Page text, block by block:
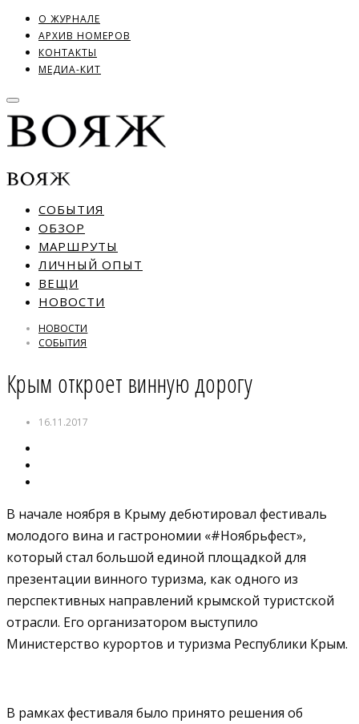
О ЖУРНАЛЕ
АРХИВ НОМЕРОВ
КОНТАКТЫ
МЕДИА-КИТ
СОБЫТИЯ
ОБЗОР
МАРШРУТЫ
ЛИЧНЫЙ ОПЫТ
ВЕЩИ
НОВОСТИ
НОВОСТИ
СОБЫТИЯ
Крым откроет винную дорогу
16.11.2017
В начале ноября в Крыму дебютировал фестиваль
молодого вина и гастрономии «#Ноябрьфест»,
который стал большой единой площадкой для
презентации винного туризма, как одного из
перспективных направлений крымской туристской
отрасли. Его организатором выступило
Министерство курортов и туризма Республики Крым.
В рамках фестиваля было принято решения об